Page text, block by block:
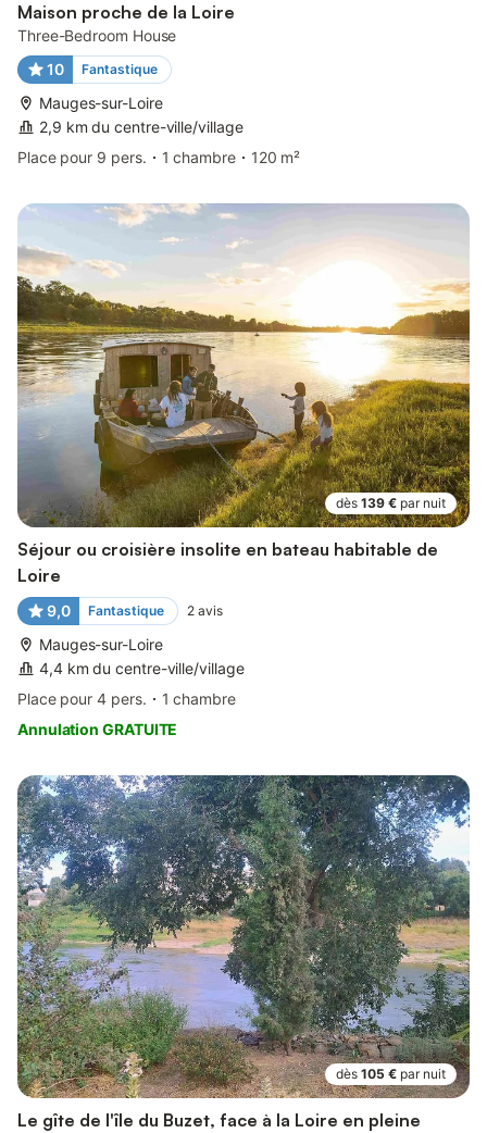
Maison proche de la Loire
Three-Bedroom House
10
Fantastique
Mauges-sur-Loire
2,9 km du centre-ville/village
Place pour 9 pers.
1 chambre 120 m²
dès 139 € par nuit
Séjour ou croisière insolite en bateau habitable de
Loire
9,0 Fantastique 2 avis
Mauges-sur-Loire
4,4 km du centre-ville/village
Place pour 4 pers.
1 chambre
Annulation GRATUITE
dès 105 € par nuit
Le gîte de l'île du Buzet, face à la Loire en pleine